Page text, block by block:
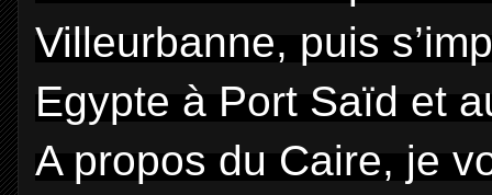
Villeurbanne, puis
Egypte à Port Saïd et
A propos du Caire, je